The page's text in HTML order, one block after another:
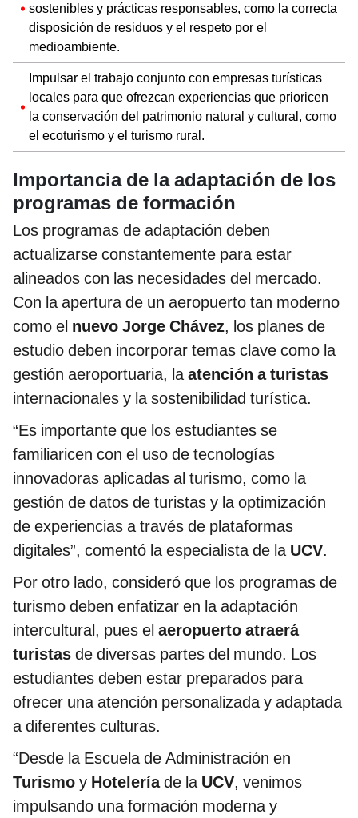
sostenibles y prácticas responsables, como la correcta
disposición de residuos y el respeto por el
medioambiente.
Impulsar el trabajo conjunto con empresas turísticas
locales para que ofrezcan experiencias que prioricen
la conservación del patrimonio natural y cultural, como
el ecoturismo y el turismo rural.
Importancia de la adaptación de los
programas de formación
Los programas de adaptación deben
actualizarse constantemente para estar
alineados con las necesidades del mercado.
Con la apertura de un aeropuerto tan moderno
como el nuevo Jorge Chávez, los planes de
estudio deben incorporar temas clave como la
gestión aeroportuaria, laatención a turistas
internacionales y la sostenibilidad turística.
“Es importante que los estudiantes se
familiaricen con el uso de tecnologías
innovadoras aplicadas al turismo, como la
gestión de datos de turistas y la optimización
de experiencias a través de plataformas
digitales”, comentó la especialista de la UCV.
Por otro lado, consideró que los programas de
turismo deben enfatizar en la adaptación
intercultural, pues el aeropuerto atraerá
turistas de diversas partes del mundo. Los
estudiantes deben estar preparados para
ofrecer una atención personalizada y adaptada
a diferentes culturas.
“Desde la Escuela de Administración en
Turismo y Hoteleríade la UCV, venimos
impulsando una formación moderna y